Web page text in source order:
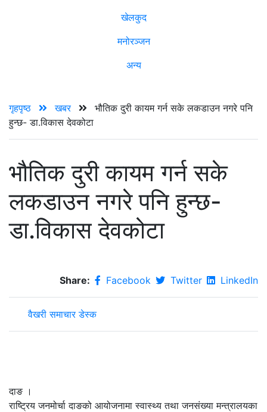
खेलकुद
मनोरञ्जन
अन्य
गृहपृष्ठ खबर
भौतिक दुरी कायम गर्न सके लकडाउन नगरे पनि
हुन्छ- डा.विकास देवकोटा
भौतिक दुरी कायम गर्न सके
लकडाउन नगरे पनि हुन्छ-
डा.विकास देवकोटा
Share: Facebook Twitter LinkedIn
वैखरी समाचार डेस्क
दाङ ।
राष्ट्रिय जनमोर्चा दाङको आयोजनामा स्वास्थ्य तथा जनसंख्या मन्त्रालयका